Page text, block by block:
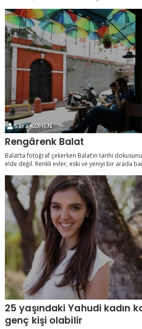
Sara KOHEN
Rengârenk Balat
Balat’ta fotoğraf çekerken Balat’ın tarihi
elde değil. Renkli evler, eski ve yeniyi bir arada
25 yaşındaki Yahudi kadın
genç kişi olabilir